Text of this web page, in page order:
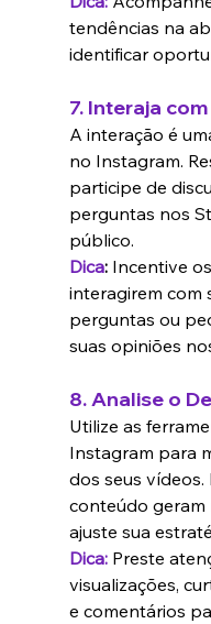
tendências na
identificar
7. Interaja
A interação é
no Instagram.
participe de
perguntas nos
público.
Dica: Incentive
interagirem com
perguntas ou
suas opiniões
8. Analise o
Utilize as
Instagram para
dos seus
conteúdo geram
ajuste sua
Dica: Preste
visualizações,
e comentários